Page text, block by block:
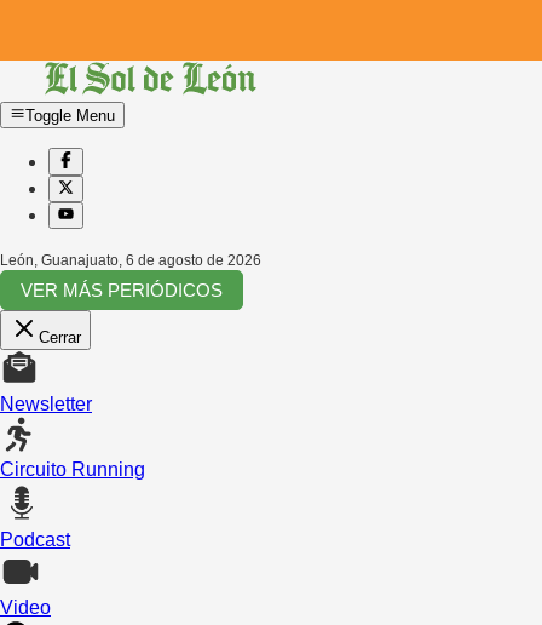
Toggle Menu
León, Guanajuato, 6 de agosto de 2026
VER MÁS PERIÓDICOS
Cerrar
Newsletter
Circuito Running
Podcast
Video